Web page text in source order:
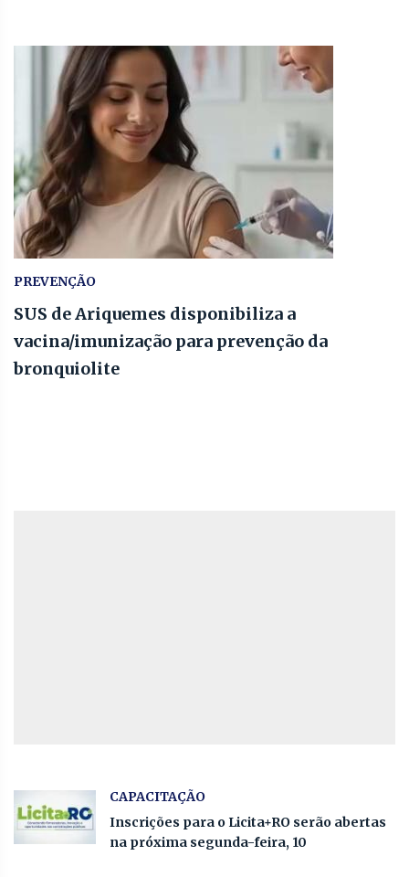
PREVENÇÃO
SUS de Ariquemes disponibiliza a
vacina/imunização para prevenção da
bronquiolite
CAPACITAÇÃO
Inscrições para o Licita+RO serão abertas
na próxima segunda-feira, 10